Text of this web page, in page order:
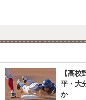
【高
平・大
か